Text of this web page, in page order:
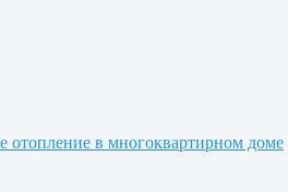
отопление в многоквартирном доме